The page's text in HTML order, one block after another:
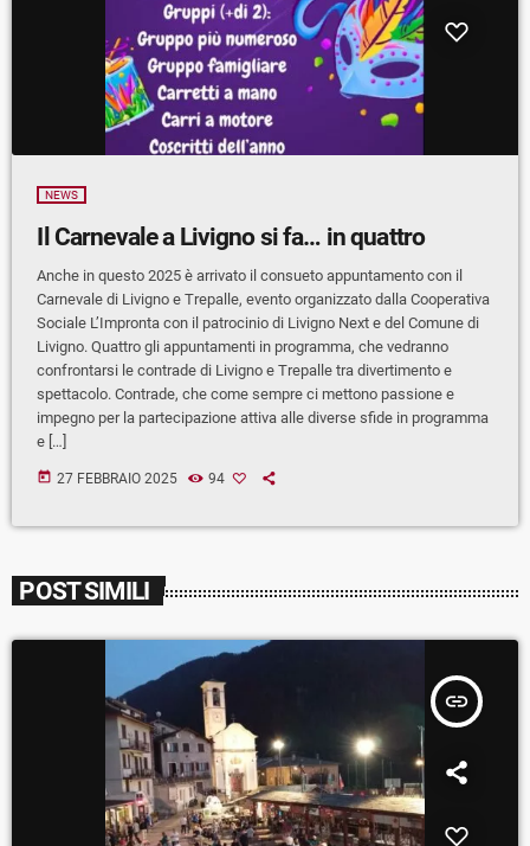
NEWS
Il Carnevale a Livigno si fa… in quattro
Anche in questo 2025 è arrivato il consueto appuntamento con il
Carnevale di Livigno e Trepalle, evento organizzato dalla Cooperativa
Sociale L’Impronta con il patrocinio di Livigno Next e del Comune di
Livigno. Quattro gli appuntamenti in programma, che vedranno
confrontarsi le contrade di Livigno e Trepalle tra divertimento e
spettacolo. Contrade, che come sempre ci mettono passione e
impegno per la partecipazione attiva alle diverse sfide in programma
e […]
today 27 FEBBRAIO 2025 94
POST SIMILI
insert_link